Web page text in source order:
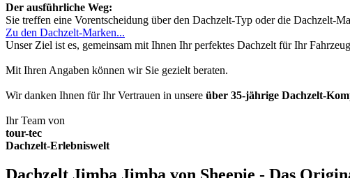
Der ausführliche Weg:
Sie treffen eine Vorentscheidung über den Dachzelt-Typ oder die Dachzelt-
Zu den Dachzelt-Marken...
Unser Ziel ist es, gemeinsam mit Ihnen Ihr perfektes Dachzelt für Ihr
Mit Ihren Angaben können wir Sie gezielt beraten.
Wir danken Ihnen für Ihr Vertrauen in unsere über 35-jährige Dachzelt-
Ihr Team von
tour-tec
Dachzelt-Erlebniswelt